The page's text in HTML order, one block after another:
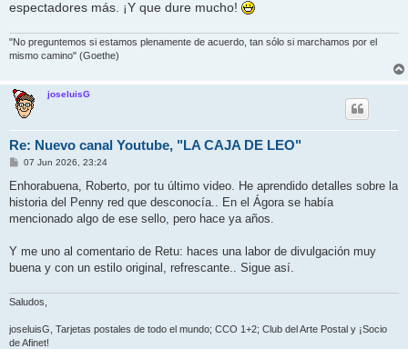
espectadores más. ¡Y que dure mucho!
"No preguntemos si estamos plenamente de acuerdo, tan sólo si marchamos por el
mismo camino" (Goethe)
joseluisG
Re: Nuevo canal Youtube, "LA CAJA DE LEO"
M
n
a
j
07 Jun 2026, 23:24
Enhorabuena, Roberto, por tu último video. He aprendido detalles sobre la
historia del Penny red que desconocía.. En el Ágora se había
mencionado algo de ese sello, pero hace ya años.
Y me uno al comentario de Retu: haces una labor de divulgación muy
buena y con un estilo original, refrescante.. Sigue así.
Saludos,
joseluisG, Tarjetas postales de todo el mundo; CCO 1+2; Club del Arte Postal y ¡Socio
de Afinet!